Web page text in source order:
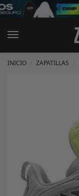
INICIO ZAPATILLAS